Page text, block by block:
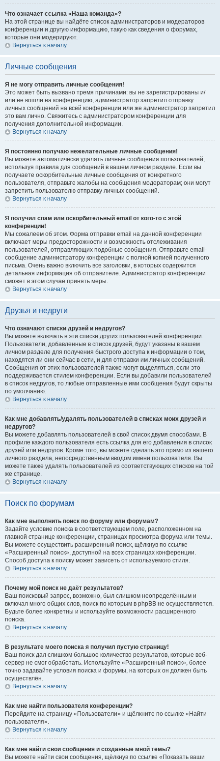
Что означает ссылка «Наша команда»?
На этой странице вы найдёте список администраторов и модераторов
конференции и другую информацию, такую как сведения о форумах,
которые они модерируют.
Вернуться к началу
Личные сообщения
Я не могу отправить личные сообщения!
Это может быть вызвано тремя причинами: вы не зарегистрированы и/
или не вошли на конференцию, администратор запретил отправку
личных сообщений на всей конференции или же администратор запретил
это вам лично. Свяжитесь с администратором конференции для
получения дополнительной информации.
Вернуться к началу
Я постоянно получаю нежелательные личные сообщения!
Вы можете автоматически удалять личные сообщения пользователей,
используя правила для сообщений в вашем личном разделе. Если вы
получаете оскорбительные личные сообщения от конкретного
пользователя, отправьте жалобы на сообщения модераторам; они могут
запретить пользователю отправку личных сообщений.
Вернуться к началу
Я получил спам или оскорбительный email от кого-то с этой
конференции!
Мы сожалеем об этом. Форма отправки email на данной конференции
включает меры предосторожности и возможность отслеживания
пользователей, отправляющих подобные сообщения. Отправьте email-
сообщение администратору конференции с полной копией полученного
письма. Очень важно включить все заголовки, в которых содержится
детальная информация об отправителе. Администратор конференции
сможет в этом случае принять меры.
Вернуться к началу
Друзья и недруги
Что означают списки друзей и недругов?
Вы можете включать в эти списки других пользователей конференции.
Пользователи, добавленные в список друзей, будут указаны в вашем
личном разделе для получения быстрого доступа к информации о том,
находятся ли они сейчас в сети, и для отправки им личных сообщений.
Сообщения от этих пользователей также могут выделяться, если это
поддерживается стилем конференции. Если вы добавили пользователей
в список недругов, то любые отправленные ими сообщения будут скрыты
по умолчанию.
Вернуться к началу
Как мне добавлять/удалять пользователей в списках моих друзей и
недругов?
Вы можете добавлять пользователей в свой список двумя способами. В
профиле каждого пользователя есть ссылка для его добавления в список
друзей или недругов. Кроме того, вы можете сделать это прямо из вашего
личного раздела, непосредственным вводом имени пользователя. Вы
можете также удалять пользователей из соответствующих списков на той
же странице.
Вернуться к началу
Поиск по форумам
Как мне выполнить поиск по форуму или форумам?
Задайте условие поиска в соответствующем поле, расположенном на
главной странице конференции, страницах просмотра форума или темы.
Вы можете осуществить расширенный поиск, щёлкнув по ссылке
«Расширенный поиск», доступной на всех страницах конференции.
Способ доступа к поиску может зависеть от используемого стиля.
Вернуться к началу
Почему мой поиск не даёт результатов?
Ваш поисковый запрос, возможно, был слишком неопределённым и
включал много общих слов, поиск по которым в phpBB не осуществляется.
Будьте более конкретны и используйте возможности расширенного
поиска.
Вернуться к началу
В результате моего поиска я получил пустую страницу!
Ваш поиск дал слишком большое количество результатов, которые веб-
сервер не смог обработать. Используйте «Расширенный поиск», более
точно задавайте условия поиска и форумы, на которых он должен быть
осуществлён.
Вернуться к началу
Как мне найти пользователя конференции?
Перейдите на страницу «Пользователи» и щёлкните по ссылке «Найти
пользователя».
Вернуться к началу
Как мне найти свои сообщения и созданные мной темы?
Вы можете найти свои сообщения, щёлкнув по ссылке «Показать ваши